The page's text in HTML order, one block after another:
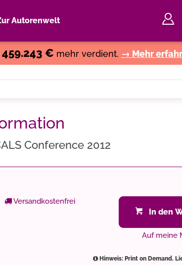
Autorenwelt
459.243 € mehr verdient. → Mehr
Conference 2012
Versandkostenfrei
In den
Auf meine
Hinweis: Print on Demand.